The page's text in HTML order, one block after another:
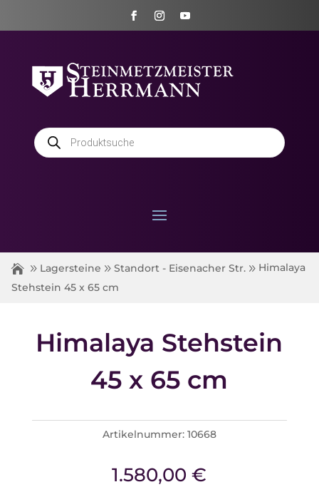
Products
search
Lagersteine Standort - Eisenacher Str.
Himalaya
Stehstein 45 x 65 cm
Himalaya Stehstein
45 x 65 cm
Artikelnummer: 10668
1.580,00€